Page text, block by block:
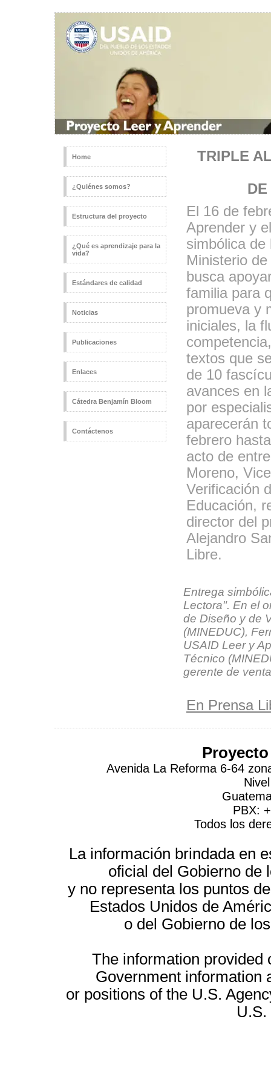
Home
¿Quiénes somos?
Estructura del proyecto
¿Qué es aprendizaje para la
vida?
Estándares de calidad
Noticias
Publicaciones
Enlaces
Cátedra Benjamín Bloom
Contáctenos
TRIPLE
El 16 de
Aprender y
simbólica de
Ministerio
busca
familia para
promueva y
iniciales, la
textos que
de 10
avances en
por
aparecerán
febrero
acto de
Moreno,
Verificación
Educación,
director del
Alejandro
Libre.
Entrega
Lectora". En el
de Diseño y de
(MINEDUC),
USAID Leer y
Técnico
gerente de
En Prensa
Avenida La Reforma 6-64
PBX:
Todos los
La información brindada en
oficial del Gobierno de
y no representa los puntos
Estados Unidos de
o del Gobierno de
The information provided
Government information
or positions of the U.S.